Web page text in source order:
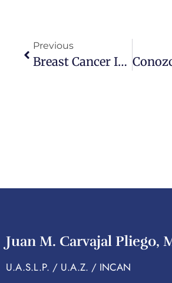
Previous
Breast Cancer In Mexico Today
Juan M. Carvajal Pliego,
U.A.S.L.P. / U.A.Z. / INCAN